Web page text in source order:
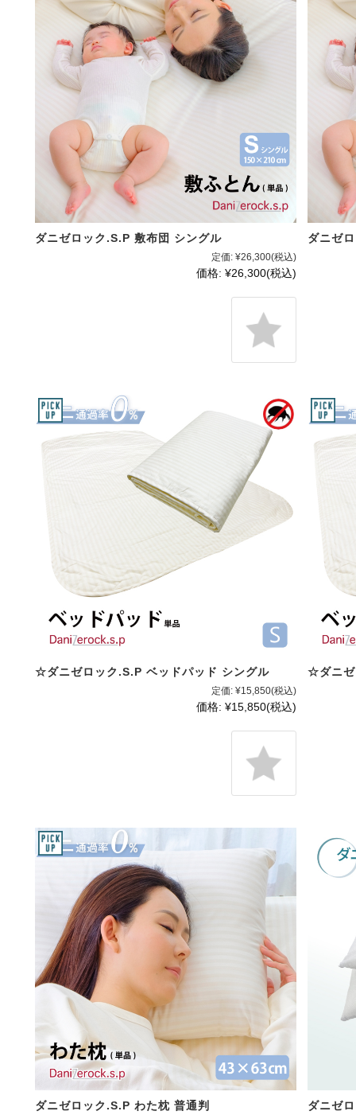
ダニゼロック.S.P 敷布団 シングル
定価: ¥26,300(税込)
価格: ¥26,300(税込)
ダニゼ
☆ダニゼロック.S.P ベッドパッド シングル
定価: ¥15,850(税込)
価格: ¥15,850(税込)
☆ダニゼ
ダニゼロック.S.P わた枕 普通判 ダニゼ